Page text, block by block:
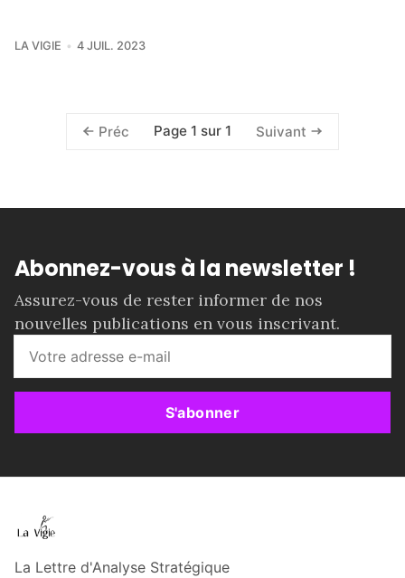
LA VIGIE 4 JUIL. 2023
Préc Page 1 sur 1 Suivant
Abonnez-vous à la newsletter !
Assurez-vous de rester informer de nos
nouvelles publications en vous inscrivant.
S'abonner
La Lettre d'Analyse Stratégique